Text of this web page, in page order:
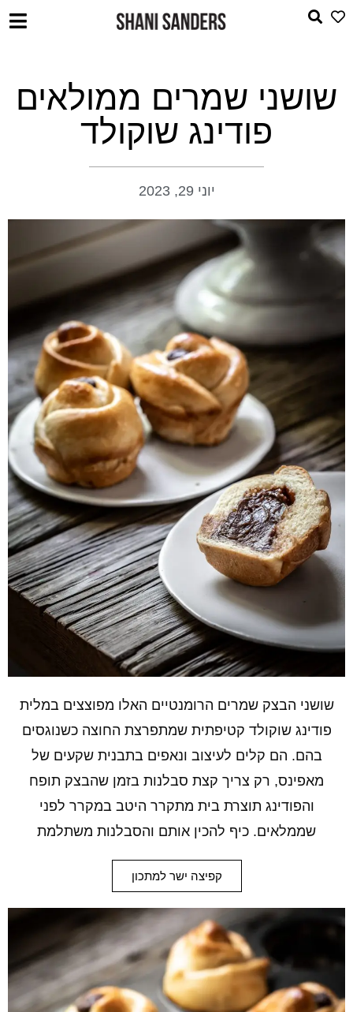
שושני שמרים ממולאים
פודינג שוקולד
יוני 29, 2023
שושני הבצק שמרים הרומנטיים האלו מפוצצים במלית
פודינג שוקולד קטיפתית שמתפרצת החוצה כשנוגסים
בהם. הם קלים לעיצוב ונאפים בתבנית שקעים של
מאפינס, רק צריך קצת סבלנות בזמן שהבצק תופח
והפודינג תוצרת בית מתקרר היטב במקרר לפני
שממלאים. כיף להכין אותם והסבלנות משתלמת
קפיצה ישר למתכון